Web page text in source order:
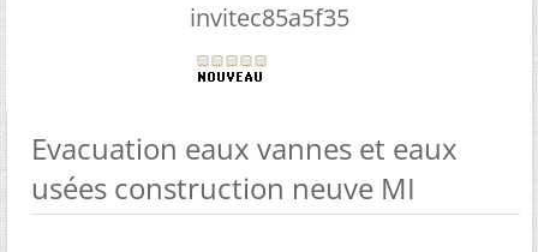
invitec85a5f35
Evacuation eaux vannes et eaux
usées construction neuve MI